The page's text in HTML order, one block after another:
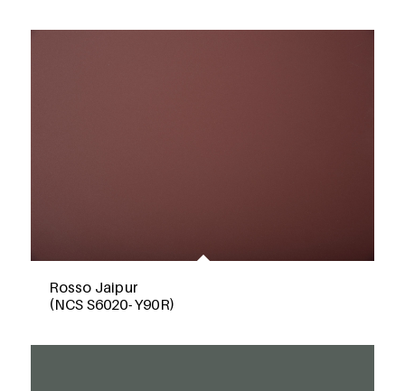
Rosso Jaipur
(NCS S6020- Y90R)